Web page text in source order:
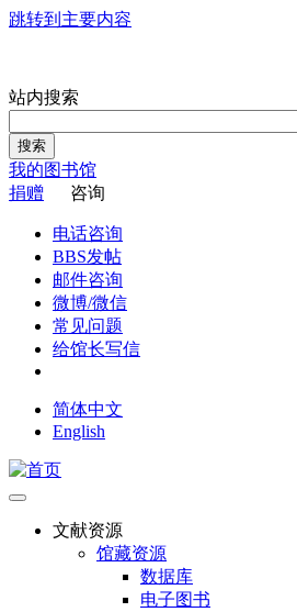
跳转到主要内容
站内搜索
搜索
我的图书馆
捐赠
咨询
电话咨询
BBS发帖
邮件咨询
微博/微信
常见问题
给馆长写信
简体中文
English
文献资源
馆藏资源
数据库
电子图书